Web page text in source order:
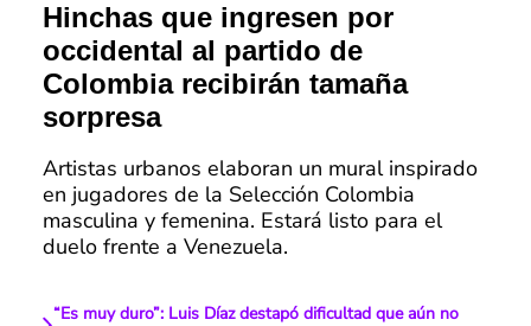
Hinchas que ingresen por
occidental al partido de
Colombia recibirán tamaña
sorpresa
Artistas urbanos elaboran un mural inspirado
en jugadores de la Selección Colombia
masculina y femenina. Estará listo para el
duelo frente a Venezuela.
“Es muy duro”: Luis Díaz destapó dificultad que aún no